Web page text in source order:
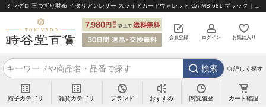
会員登録 ログイン お気に入り
検索 詳しく探す
帽子カテゴリ 雑貨カテゴリ ブランド おすすめ 閲覧履歴 カート確認